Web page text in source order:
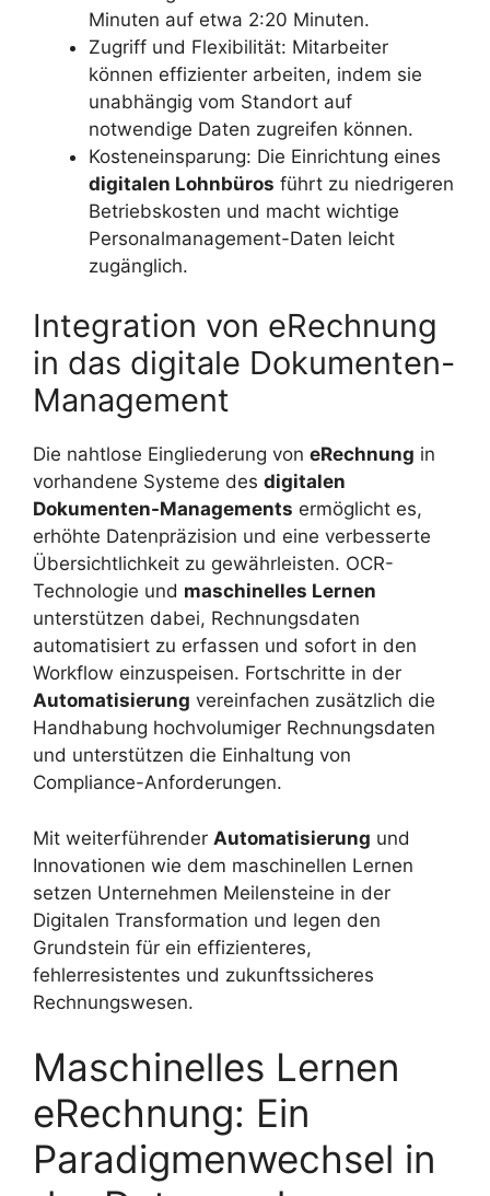
Minuten auf etwa 2:20 Minuten.
Zugriff und Flexibilität: Mitarbeiter
können effizienter arbeiten, indem sie
unabhängig vom Standort auf
notwendige Daten zugreifen können.
Kosteneinsparung: Die Einrichtung eines
digitalen Lohnbüros führt zu niedrigeren
Betriebskosten und macht wichtige
Personalmanagement-Daten leicht
zugänglich.
Integration von eRechnung
in das digitale Dokumenten-
Management
Die nahtlose Eingliederung von eRechnung in
vorhandene Systeme des digitalen
Dokumenten-Managements ermöglicht es,
erhöhte Datenpräzision und eine verbesserte
Übersichtlichkeit zu gewährleisten. OCR-
Technologie und maschinelles Lernen
unterstützen dabei, Rechnungsdaten
automatisiert zu erfassen und sofort in den
Workflow einzuspeisen. Fortschritte in der
Automatisierung vereinfachen zusätzlich die
Handhabung hochvolumiger Rechnungsdaten
und unterstützen die Einhaltung von
Compliance-Anforderungen.
Mit weiterführender Automatisierung und
Innovationen wie dem maschinellen Lernen
setzen Unternehmen Meilensteine in der
Digitalen Transformation und legen den
Grundstein für ein effizienteres,
fehlerresistentes und zukunftssicheres
Rechnungswesen.
Maschinelles Lernen
eRechnung: Ein
Paradigmenwechsel in